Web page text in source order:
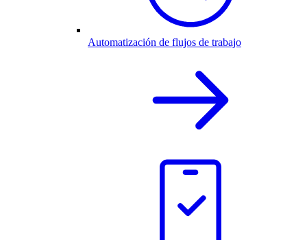
Automatización de flujos de trabajo